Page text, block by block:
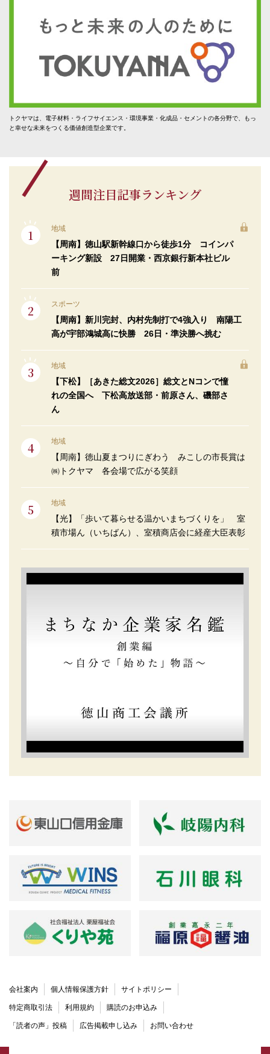
トクヤマは、電子材料・ライフサイエンス・環境事業・化成品・セメントの各分野で、もっ
と幸せな未来をつくる価値創造型企業です。
週間注目記事ランキング
地域
【周南】徳山駅新幹線口から徒歩1分 コインパ
ーキング新設 27日開業・西京銀行新本社ビル
前
スポーツ
【周南】新川完封、内村先制打で4強入り 南陽工
高が宇部鴻城高に快勝 26日・準決勝へ挑む
地域
【下松】［あきた総文2026］総文とNコンで憧
れの全国へ 下松高放送部・前原さん、磯部さ
ん
地域
【周南】徳山夏まつりにぎわう みこしの市長賞は
㈱トクヤマ 各会場で広がる笑顔
地域
【光】「歩いて暮らせる温かいまちづくりを」 室
積市場ん（いちばん）、室積商店会に経産大臣表彰
会社案内 個人情報保護方針 サイトポリシー
特定商取引法 利用規約 購読のお申込み
「読者の声」投稿 広告掲載申し込み お問い合わせ